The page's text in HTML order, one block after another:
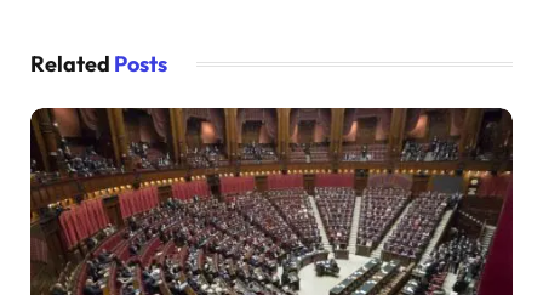
Related Posts